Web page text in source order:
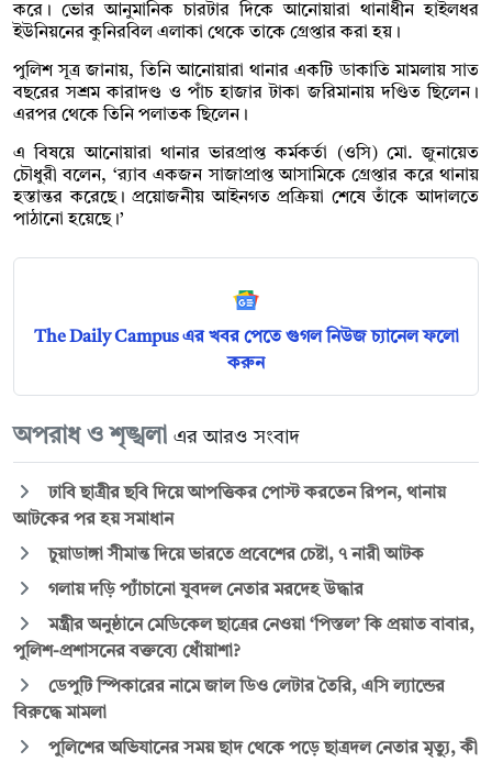
করে। ভোর আনুমানিক চারটার দিকে আনোয়ারা থানাধীন হাইলধর
ইউনিয়নের কুনিরবিল এলাকা থেকে তাকে গ্রেপ্তার করা হয়।
পুলিশ সূত্র জানায়, তিনি আনোয়ারা থানার একটি ডাকাতি মামলায় সাত
বছরের সশ্রম কারাদণ্ড ও পাঁচ হাজার টাকা জরিমানায় দণ্ডিত ছিলেন।
এরপর থেকে তিনি পলাতক ছিলেন।
এ বিষয়ে আনোয়ারা থানার ভারপ্রাপ্ত কর্মকর্তা (ওসি) মো. জুনায়েত
চৌধুরী বলেন, ‘র‍্যাব একজন সাজাপ্রাপ্ত আসামিকে গ্রেপ্তার করে থানায়
হস্তান্তর করেছে। প্রয়োজনীয় আইনগত প্রক্রিয়া শেষে তাঁকে আদালতে
পাঠানো হয়েছে।’
The Daily Campus এর খবর পেতে গুগল নিউজ চ্যানেল ফলো
করুন
অপরাধ ও শৃঙ্খলা এর আরও সংবাদ
ঢাবি ছাত্রীর ছবি দিয়ে আপত্তিকর পোস্ট করতেন রিপন, থানায়
আটকের পর হয় সমাধান
চুয়াডাঙ্গা সীমান্ত দিয়ে ভারতে প্রবেশের চেষ্টা, ৭ নারী আটক
গলায় দড়ি প্যাঁচানো যুবদল নেতার মরদেহ উদ্ধার
মন্ত্রীর অনুষ্ঠানে মেডিকেল ছাত্রের নেওয়া ‘পিস্তল’ কি প্রয়াত বাবার,
পুলিশ-প্রশাসনের বক্তব্যে ধোঁয়াশা?
ডেপুটি স্পিকারের নামে জাল ডিও লেটার তৈরি, এসি ল্যান্ডের
বিরুদ্ধে মামলা
পুলিশের অভিযানের সময় ছাদ থেকে পড়ে ছাত্রদল নেতার মৃত্যু, কী